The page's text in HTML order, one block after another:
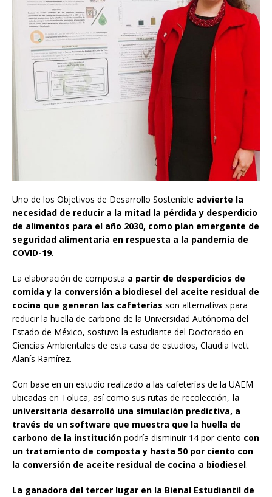
Uno de los Objetivos de Desarrollo Sostenible advierte la
necesidad de reducir a la mitad la pérdida y desperdicio
de alimentos para el año 2030, como plan emergente de
seguridad alimentaria en respuesta a la pandemia de
COVID-19.
La elaboración de composta a partir de desperdicios de
comida y la conversión a biodiesel del aceite residual de
cocina que generan las cafeterías son alternativas para
reducir la huella de carbono de la Universidad Autónoma del
Estado de México, sostuvo la estudiante del Doctorado en
Ciencias Ambientales de esta casa de estudios, Claudia Ivett
Alanís Ramírez.
Con base en un estudio realizado a las cafeterías de la UAEM
ubicadas en Toluca, así como sus rutas de recolección, la
universitaria desarrolló una simulación predictiva, a
través de un software que muestra que la huella de
carbono de la institución podría disminuir 14 por ciento con
un tratamiento de composta y hasta 50 por ciento con
la conversión de aceite residual de cocina a biodiesel.
La ganadora del tercer lugar en la Bienal Estudiantil de